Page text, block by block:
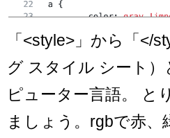
「<style>」から「</
グ スタイル シート
ピューター言語。 と
ましょう。rgbで赤、